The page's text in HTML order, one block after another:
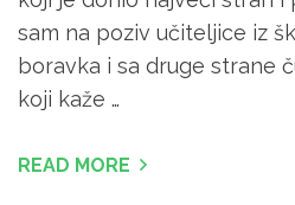
sam na poziv učiteljice iz
boravka i sa druge strane
koji kaže …
READ MORE